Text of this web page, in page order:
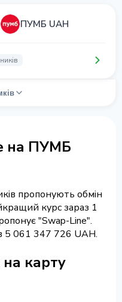
ПУМБ UAH
на ПУМБ
пропонують обмін
курс зараз 1
"Swap-Line".
5 061 347 726 UAH.
карту